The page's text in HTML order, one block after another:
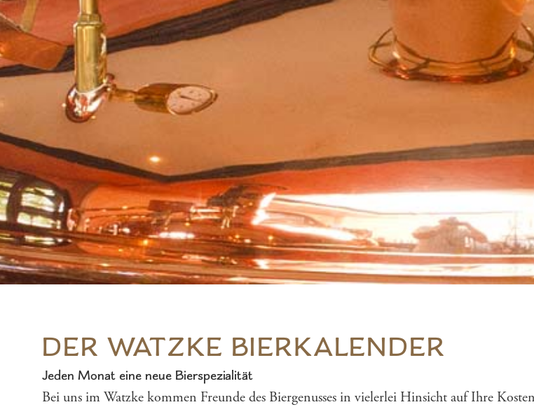
DER WATZKE BIERKALENDER
Jeden Monat eine neue Bierspezialität
Bei uns im Watzke kommen Freunde des Biergenusses in vielerlei Hinsicht auf Ihre